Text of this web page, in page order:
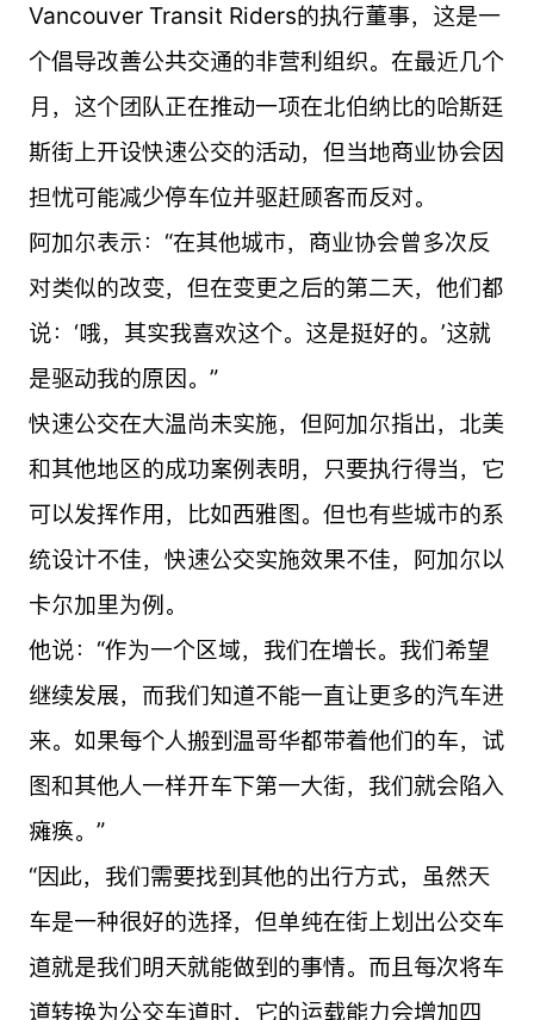
Vancouver Transit Riders的执行董事，这是一
个倡导改善公共交通的非营利组织。在最近几个
月，这个团队正在推动一项在北伯纳比的哈斯廷
斯街上开设快速公交的活动，但当地商业协会因
担忧可能减少停车位并驱赶顾客而反对。
阿加尔表示：“在其他城市，商业协会曾多次反
对类似的改变，但在变更之后的第二天，他们都
说：‘哦，其实我喜欢这个。这是挺好的。’这就
是驱动我的原因。”
快速公交在大温尚未实施，但阿加尔指出，北美
和其他地区的成功案例表明，只要执行得当，它
可以发挥作用，比如西雅图。但也有些城市的系
统设计不佳，快速公交实施效果不佳，阿加尔以
卡尔加里为例。
他说：“作为一个区域，我们在增长。我们希望
继续发展，而我们知道不能一直让更多的汽车进
来。如果每个人搬到温哥华都带着他们的车，试
图和其他人一样开车下第一大街，我们就会陷入
瘫痪。”
“因此，我们需要找到其他的出行方式，虽然天
车是一种很好的选择，但单纯在街上划出公交车
道就是我们明天就能做到的事情。而且每次将车
道转换为公交车道时，它的运载能力会增加四